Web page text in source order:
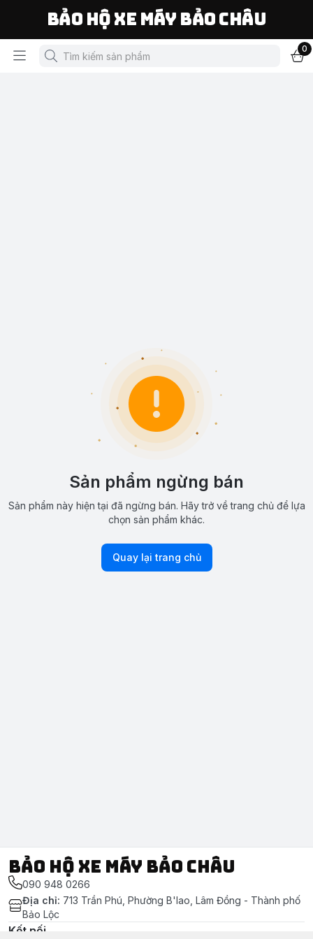
Bảo Hộ Xe Máy Bảo Châu
0
Sản phẩm ngừng bán
Sản phẩm này hiện tại đã ngừng bán. Hãy trở về trang chủ để lựa
chọn sản phẩm khác.
Quay lại trang chủ
Bảo Hộ Xe Máy Bảo Châu
090 948 0266
Địa chỉ: 713 Trần Phú, Phường B'lao, Lâm Đồng - Thành phố
Bảo Lộc
Kết nối